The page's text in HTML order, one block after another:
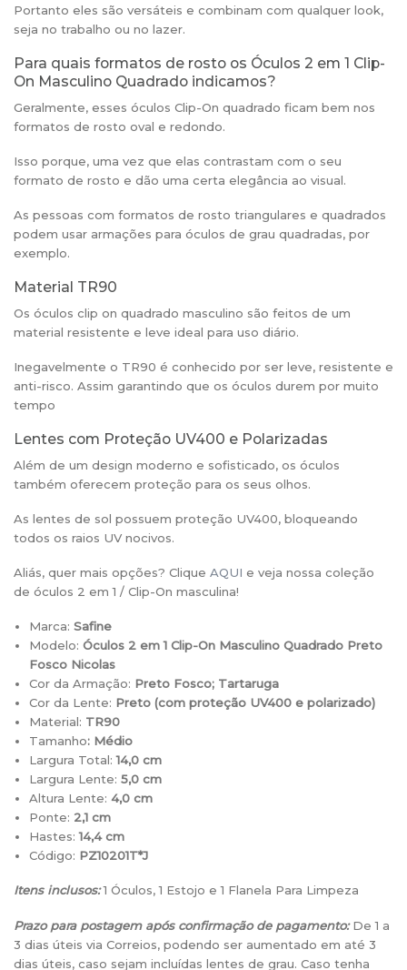
Portanto eles são versáteis e combinam com qualquer look,
seja no trabalho ou no lazer.
Para quais formatos de rosto os Óculos 2 em 1 Clip-
On Masculino Quadrado indicamos?
Geralmente, esses óculos Clip-On quadrado ficam bem nos
formatos de rosto oval e redondo.
Isso porque, uma vez que elas contrastam com o seu
formato de rosto e dão uma certa elegância ao visual.
As pessoas com formatos de rosto triangulares e quadrados
podem usar armações para óculos de grau quadradas, por
exemplo.
Material TR90
Os óculos clip on quadrado masculino são feitos de um
material resistente e leve ideal para uso diário.
Inegavelmente o TR90 é conhecido por ser leve, resistente e
anti-risco. Assim garantindo que os óculos durem por muito
tempo
Lentes com Proteção UV400 e Polarizadas
Além de um design moderno e sofisticado, os óculos
também oferecem proteção para os seus olhos.
As lentes de sol possuem proteção UV400, bloqueando
todos os raios UV nocivos.
Aliás, quer mais opções? Clique AQUI e veja nossa coleção
de óculos 2 em 1 / Clip-On masculina!
Marca:Safine
Modelo:Óculos 2 em 1 Clip-On Masculino Quadrado Preto
Fosco Nicolas
Cor da Armação: Preto Fosco; Tartaruga
Cor da Lente: Preto (com proteção UV400 e polarizado)
Material: TR90
Tamanho: Médio
Largura Total:14,0 cm
Largura Lente:5,0 cm
Altura Lente:4,0 cm
Ponte: 2,1 cm
Hastes:14,4 cm
Código: PZ10201T*J
Itens inclusos:1 Óculos, 1 Estojo e 1 Flanela Para Limpeza
Prazo para postagem após confirmação de pagamento:De 1 a
3 dias úteis via Correios, podendo ser aumentado em até 3
dias úteis, caso sejam incluídas lentes de grau. Caso tenha